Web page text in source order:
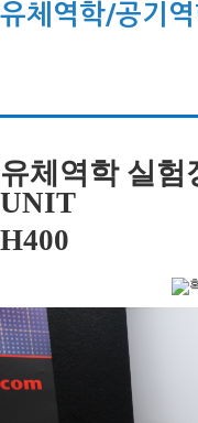
유체역학/공기
유체역학 실
UNIT
H400